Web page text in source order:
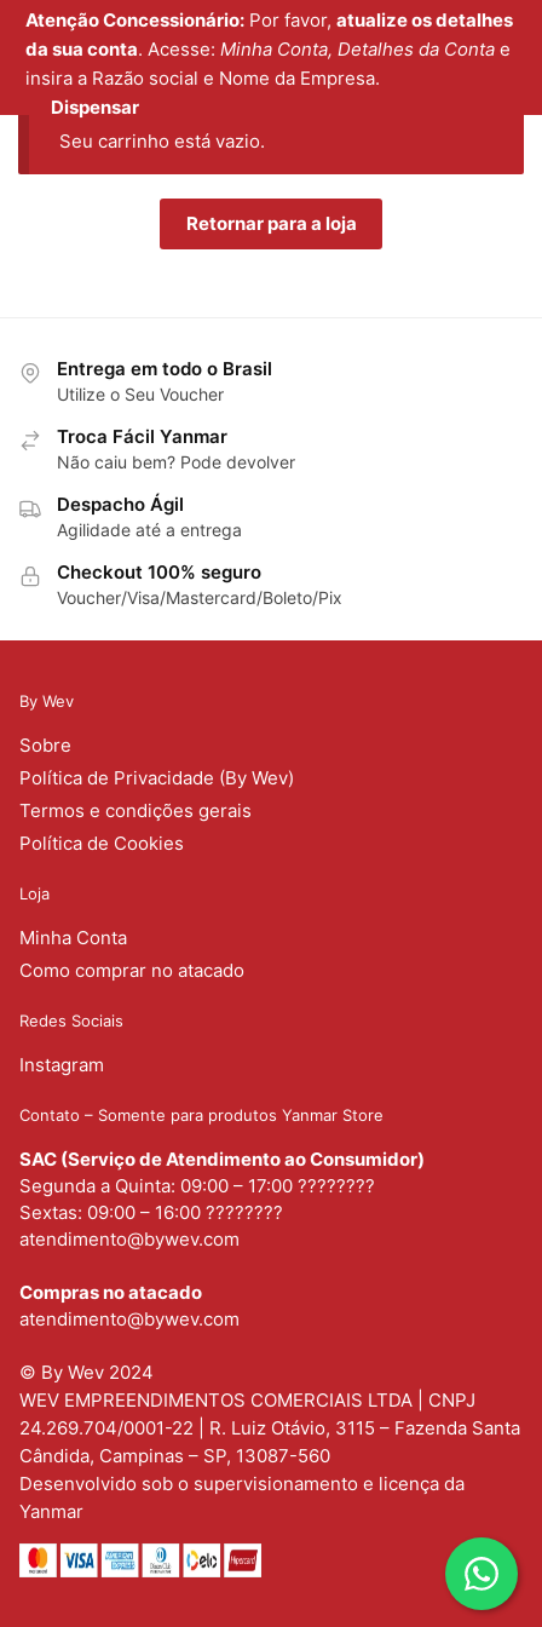
Atenção Concessionário: Por favor,atualize os detalhes
da sua conta. Acesse:Minha Conta, Detalhes da Conta e
insira a Razão social e Nome da Empresa.
Dispensar
0
Seu carrinho está vazio.
Retornar para a loja
Entrega em todo o Brasil
Utilize o Seu Voucher
Troca Fácil Yanmar
Não caiu bem? Pode devolver
Despacho Ágil
Agilidade até a entrega
Checkout 100% seguro
Voucher/Visa/Mastercard/Boleto/Pix
By Wev
Sobre
Política de Privacidade (By Wev)
Termos e condições gerais
Política de Cookies
Loja
Minha Conta
Como comprar no atacado
Redes Sociais
Instagram
Contato – Somente para produtos Yanmar Store
SAC (Serviço de Atendimento ao Consumidor)
Segunda a Quinta: 09:00 – 17:00 ????????
Sextas: 09:00 – 16:00 ????????
atendimento@bywev.com
Compras no atacado
atendimento@bywev.com
© By Wev 2024
WEV EMPREENDIMENTOS COMERCIAIS LTDA | CNPJ
24.269.704/0001-22 | R. Luiz Otávio, 3115 – Fazenda Santa
Cândida, Campinas – SP, 13087-560
Desenvolvido sob o supervisionamento e licença da
Yanmar